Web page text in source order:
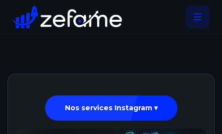
Nos services Instagram ▾